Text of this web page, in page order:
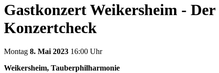
Gastkonzert Weikersheim - Der
Konzertcheck
Montag 8. Mai 2023 16:00 Uhr
Weikersheim, Tauberphilharmonie